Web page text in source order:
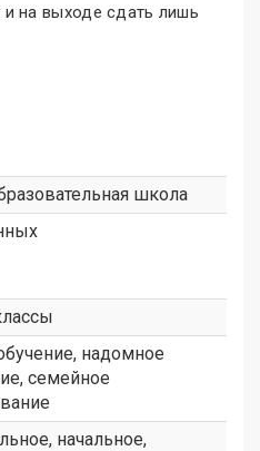
и на выходе сдать лишь
школа
надомное
семейное
начальное,